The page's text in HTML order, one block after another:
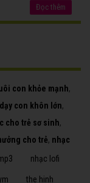
Đọc thêm
con khỏe mạnh,
con khôn lớn,
cho trẻ sơ sinh,
cho trẻ, nhạc
nhạc lofi
the hinh